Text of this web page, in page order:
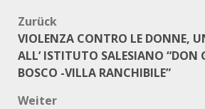
Beitragsnavigation
Zurück
VIOLENZA CONTRO LE DONNE,
ALL’ ISTITUTO SALESIANO “DON
BOSCO -VILLA RANCHIBILE”
Weiter